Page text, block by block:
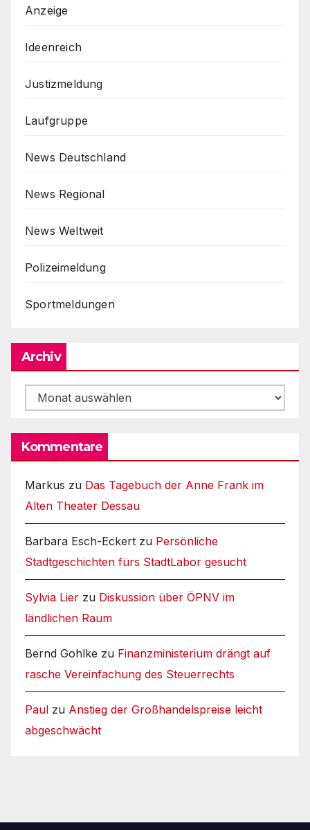
Anzeige
Ideenreich
Justizmeldung
Laufgruppe
News Deutschland
News Regional
News Weltweit
Polizeimeldung
Sportmeldungen
Archiv
Archiv
Kommentare
Markus zu Das Tagebuch der Anne Frank im
Alten Theater Dessau
Barbara Esch-Eckert zu Persönliche
Stadtgeschichten fürs StadtLabor gesucht
Sylvia Lier zu Diskussion über ÖPNV im
ländlichen Raum
Bernd Gohlke zu Finanzministerium drängt auf
rasche Vereinfachung des Steuerrechts
Paul zu Anstieg der Großhandelspreise leicht
abgeschwächt